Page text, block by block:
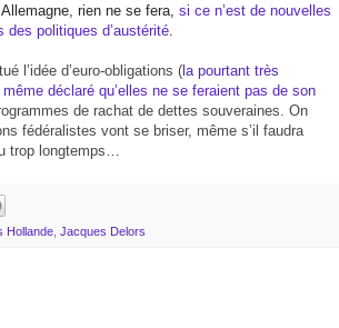
rien ne se fera, si ce n’est de nouvelles
des politiques d’austérité.
l’idée d’euro-obligations ( la pourtant très
déclaré qu’elles ne se feraient pas de son
de rachat de dettes souveraines. On
fédéralistes vont se briser, même s’il faudra
trop longtemps…
Hollande, Jacques Delors